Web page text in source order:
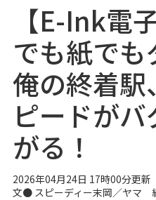
【E-Ink電
でも紙で
俺の終着駅
ピードが
がる！
2026年04月24日 17時00分更新
文● スピーディー末岡／ヤマ